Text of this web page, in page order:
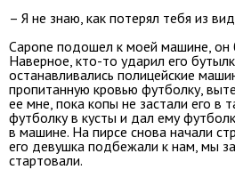
– Я не знаю, как потерял тебя из
Capone подошел к моей машине, он
Наверное, кто-то ударил его
останавливались полицейские
пропитанную кровью футболку,
ее мне, пока копы не застали его в
футболку в кусты и дал ему
в машине. На пирсе снова начали
его девушка подбежали к нам, мы
стартовали.